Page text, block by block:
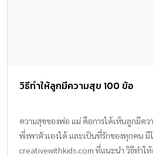
วิธีทำให้ลูกมีความสุข 100 ข้อ
ความสุขของพ่อ แม่ คือการได้เห็นลูกมีค
พึ่งพาตัวเองได้ และเป็นที่รักของทุกคน มี
creativewithkids.com ที่แนะนำ วิธีทำใ